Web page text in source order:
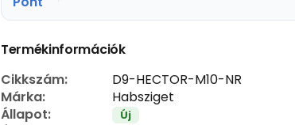
Termékinformációk
Cikkszám:
D9-HECTOR-M10-NR
Márka:
Habsziget
Állapot:
Új